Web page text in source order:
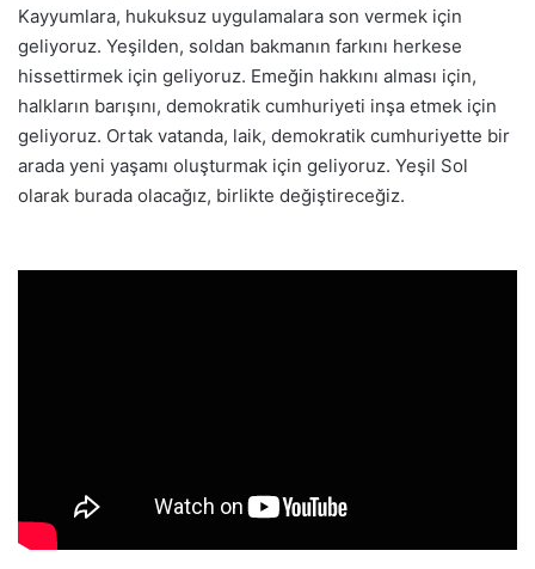
Kayyumlara, hukuksuz uygulamalara son vermek için
geliyoruz. Yeşilden, soldan bakmanın farkını herkese
hissettirmek için geliyoruz. Emeğin hakkını alması için,
halkların barışını, demokratik cumhuriyeti inşa etmek için
geliyoruz. Ortak vatanda, laik, demokratik cumhuriyette bir
arada yeni yaşamı oluşturmak için geliyoruz. Yeşil Sol
olarak burada olacağız, birlikte değiştireceğiz.